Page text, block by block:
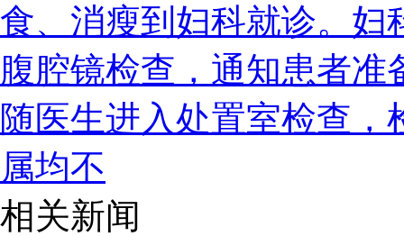
食、消瘦到妇科就诊。妇
腹腔镜检查，通知患者
随医生进入处置室检查
属均不
相关新闻